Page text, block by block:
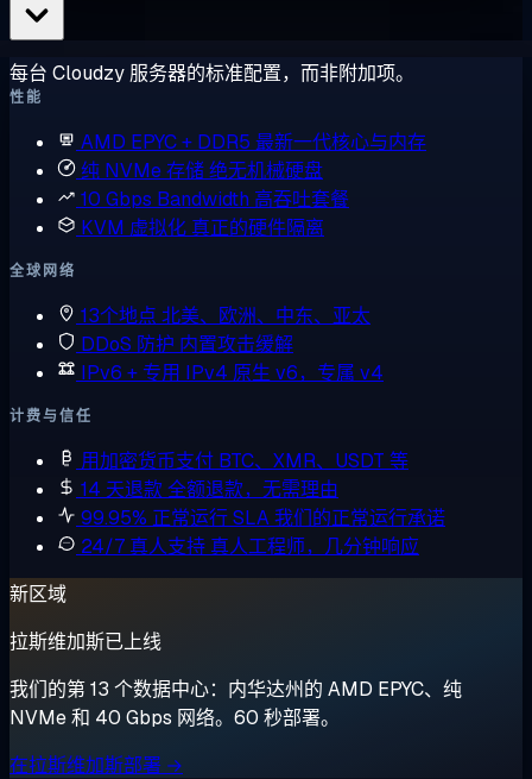
每台 Cloudzy 服务器的标准配置，而非附加项。
性能
AMD EPYC + DDR5 最新一代核心与内存
纯 NVMe 存储绝无机械硬盘
10 Gbps Bandwidth 高吞吐套餐
KVM 虚拟化 真正的硬件隔离
全球网络
13个地点 北美、欧洲、中东、亚太
DDoS 防护 内置攻击缓解
IPv6 + 专用 IPv4 原生 v6，专属 v4
计费与信任
用加密货币支付 BTC、XMR、USDT 等
14 天退款全额退款，无需理由
99.95% 正常运行 SLA我们的正常运行承诺
24/7 真人支持 真人工程师，几分钟响应
新区域
拉斯维加斯已上线
我们的第 13 个数据中心：内华达州的 AMD EPYC、纯
NVMe 和 40 Gbps 网络。60 秒部署。
在拉斯维加斯部署 →